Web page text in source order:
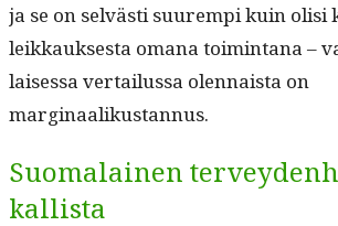
ja se on selvästi suurem­pi kuin olisi
leikkauk­ses­ta omana toim­intana –
laises­sa ver­tailus­sa olen­naista on
marginaalikustannus.
Suomalainen
kallista